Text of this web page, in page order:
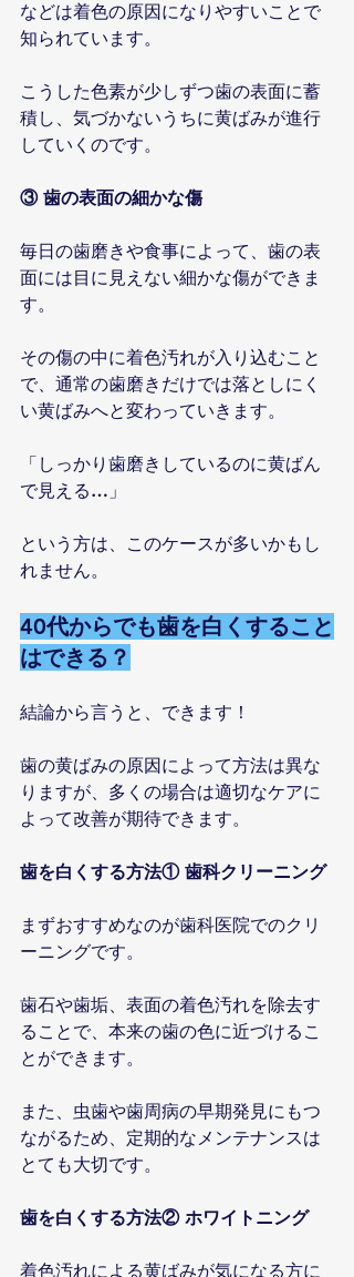
などは着色の原因になりやすいことで
知られています。
こうした色素が少しずつ歯の表面に蓄
積し、気づかないうちに黄ばみが進行
していくのです。
③ 歯の表面の細かな傷
毎日の歯磨きや食事によって、歯の表
面には目に見えない細かな傷ができま
す。
その傷の中に着色汚れが入り込むこと
で、通常の歯磨きだけでは落としにく
い黄ばみへと変わっていきます。
「しっかり歯磨きしているのに黄ばん
で見える…」
という方は、このケースが多いかもし
れません。
40代からでも歯を白くすること
はできる？
結論から言うと、できます！
歯の黄ばみの原因によって方法は異な
りますが、多くの場合は適切なケアに
よって改善が期待できます。
歯を白くする方法① 歯科クリーニング
まずおすすめなのが歯科医院でのクリ
ーニングです。
歯石や歯垢、表面の着色汚れを除去す
ることで、本来の歯の色に近づけるこ
とができます。
また、虫歯や歯周病の早期発見にもつ
ながるため、定期的なメンテナンスは
とても大切です。
歯を白くする方法② ホワイトニング
着色汚れによる黄ばみが気になる方に